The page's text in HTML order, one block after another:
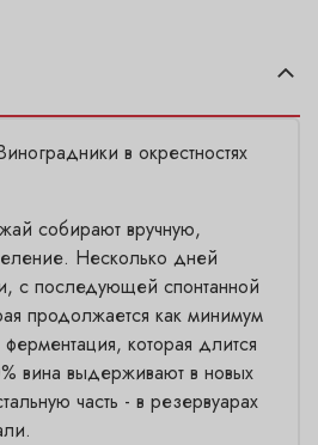
в окрестностях
собирают вручную,
Несколько дней
с последующей спонтанной
продолжается как минимум
которая длится
вина выдерживают в новых
часть - в резервуарах